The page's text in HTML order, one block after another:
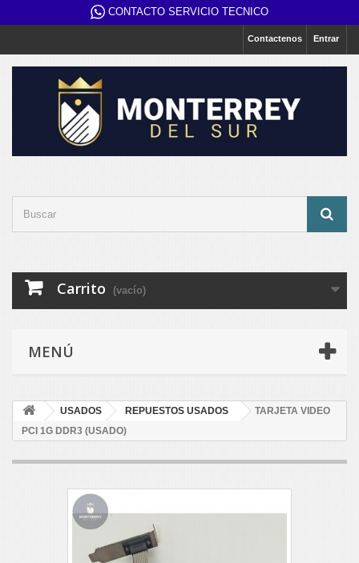
CONTACTO SERVICIO TECNICO
Entrar
Contactenos
Carrito (vacío)
MENÚ
USADOS REPUESTOS USADOS
TARJETA VIDEO
PCI 1G DDR3 (USADO)